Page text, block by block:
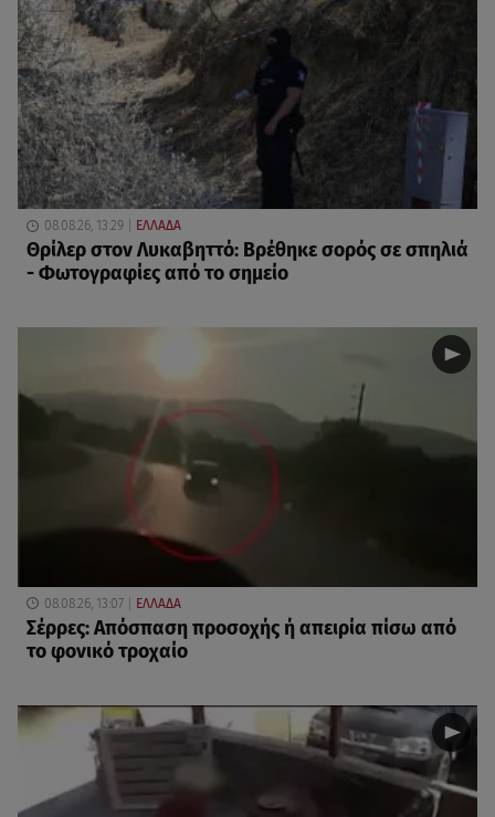
08.08.26, 13:29 ΕΛΛΑΔΑ
Θρίλερ στον Λυκαβηττό: Βρέθηκε σορός σε σπηλιά
- Φωτογραφίες από το σημείο
08.08.26, 13:07 ΕΛΛΑΔΑ
Σέρρες: Απόσπαση προσοχής ή απειρία πίσω από
το φονικό τροχαίο